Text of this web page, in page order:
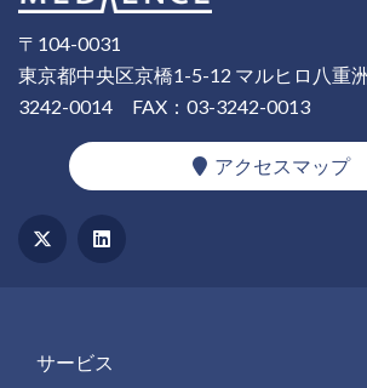
〒104-0031
東京都中央区京橋1-5-12 マルヒロ八重
3242-0014 FAX：03-3242-0013
アクセスマップ
サービス